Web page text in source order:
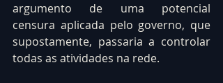
argumento de uma potencial
censura aplicada pelo governo, que
supostamente, passaria a controlar
todas as atividades na rede.